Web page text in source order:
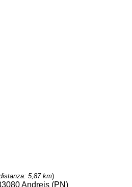
5,87 km)
Andreis (PN)